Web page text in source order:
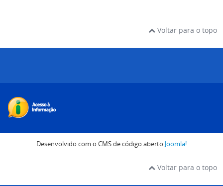
Voltar para o topo
Desenvolvido com o CMS de código aberto Joomla!
Voltar para o topo